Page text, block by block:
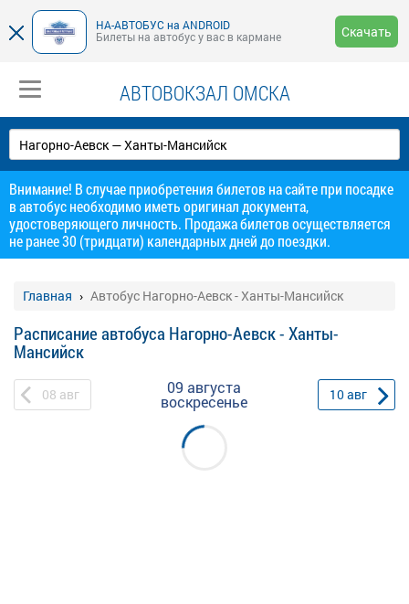
НА-АВТОБУС на ANDROID
Билеты на автобус у вас в кармане
Скачать
АВТОВОКЗАЛ ОМСКА
Внимание! В случае приобретения билетов на сайте при посадке
в автобус необходимо иметь оригинал документа,
удостоверяющего личность. Продажа билетов осуществляется
не ранее 30 (тридцати) календарных дней до поездки.
Главная Автобус Нагорно-Аевск - Ханты-Мансийск
Расписание автобуса Нагорно-Аевск - Ханты-
Мансийск
08 авг 09 августа
воскресенье 10авг